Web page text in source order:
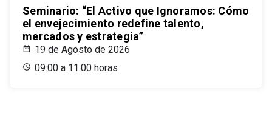
Seminario: “El Activo que Ignoramos: Cómo
el envejecimiento redefine talento,
mercados y estrategia”
19 de Agosto de 2026
09:00 a 11:00 horas